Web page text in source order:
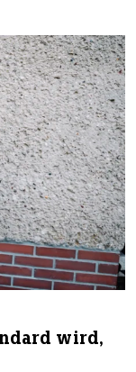
wird,